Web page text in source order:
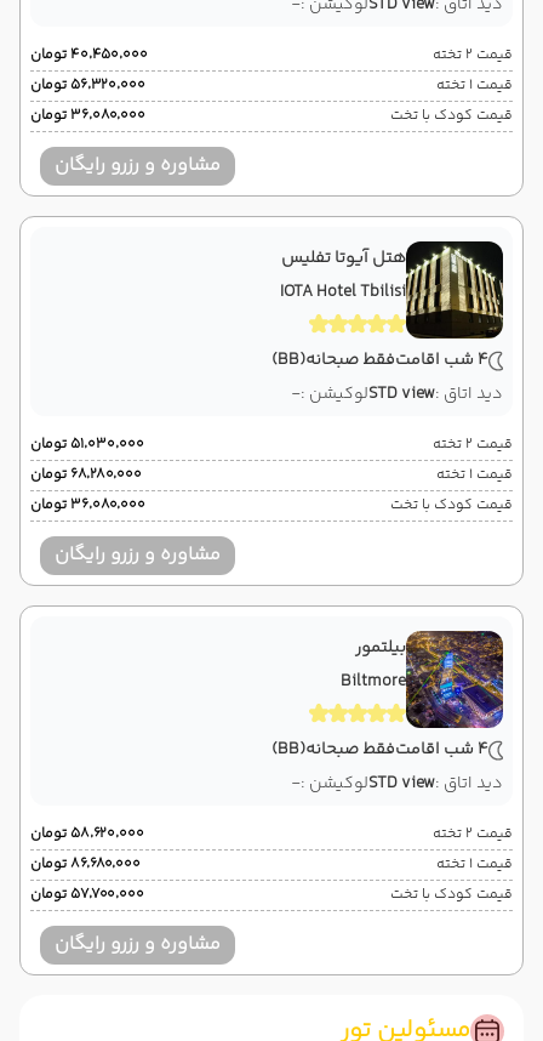
قیمت 2 تخته
۴۰٬۴۵۰٬۰۰۰ تومان
قیمت 1 تخته
۵۶٬۳۲۰٬۰۰۰ تومان
قیمت کودک با تخت
۳۶٬۰۸۰٬۰۰۰ تومان
مشاوره و رزرو رایگان
هتل آیوتا تفلیس
IOTA Hotel Tbilisi
4 شب اقامت فقط صبحانه(BB)
دید اتاق :STD viewلوکیشن :-
قیمت 2 تخته
۵۱٬۰۳۰٬۰۰۰ تومان
قیمت 1 تخته
۶۸٬۲۸۰٬۰۰۰ تومان
قیمت کودک با تخت
۳۶٬۰۸۰٬۰۰۰ تومان
مشاوره و رزرو رایگان
بیلتمور
Biltmore
4 شب اقامت فقط صبحانه(BB)
دید اتاق :STD viewلوکیشن :-
قیمت 2 تخته
۵۸٬۶۲۰٬۰۰۰ تومان
قیمت 1 تخته
۸۶٬۶۸۰٬۰۰۰ تومان
قیمت کودک با تخت
۵۷٬۷۰۰٬۰۰۰ تومان
مشاوره و رزرو رایگان
مسئولین تور